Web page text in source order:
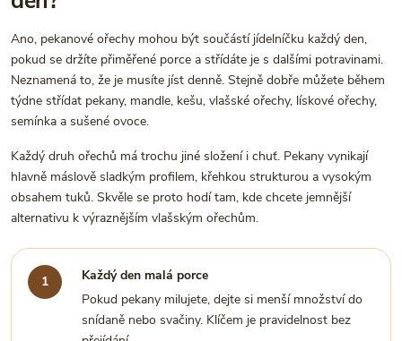
Ano, pekanové ořechy mohou být součástí jídelníčku každý den,
pokud se držíte přiměřené porce a střídáte je s dalšími potravinami.
Neznamená to, že je musíte jíst denně. Stejně dobře můžete během
týdne střídat pekany, mandle, kešu, vlašské ořechy, lískové ořechy,
semínka a sušené ovoce.
Každý druh ořechů má trochu jiné složení i chuť. Pekany vynikají
hlavně máslově sladkým profilem, křehkou strukturou a vysokým
obsahem tuků. Skvěle se proto hodí tam, kde chcete jemnější
alternativu k výraznějším vlašským ořechům.
Každý den malá porce
Pokud pekany milujete, dejte si menší množství do
snídaně nebo svačiny. Klíčem je pravidelnost bez